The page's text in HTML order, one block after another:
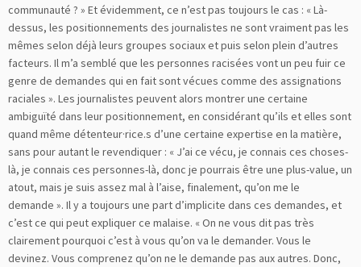
communauté ? » Et évidemment, ce n’est pas toujours le cas : « Là-
dessus, les positionnements des journalistes ne sont vraiment pas les
mêmes selon déjà leurs groupes sociaux et puis selon plein d’autres
facteurs. Il m’a semblé que les personnes racisées vont un peu fuir ce
genre de demandes qui en fait sont vécues comme des assignations
raciales ». Les journalistes peuvent alors montrer une certaine
ambiguïté dans leur positionnement, en considérant qu’ils et elles sont
quand même détenteur·rice.s d’une certaine expertise en la matière,
sans pour autant le revendiquer : « J’ai ce vécu, je connais ces choses-
là, je connais ces personnes-là, donc je pourrais être une plus-value, un
atout, mais je suis assez mal à l’aise, finalement, qu’on me le
demande ». Il y a toujours une part d’implicite dans ces demandes, et
c’est ce qui peut expliquer ce malaise. « On ne vous dit pas très
clairement pourquoi c’est à vous qu’on va le demander. Vous le
devinez. Vous comprenez qu’on ne le demande pas aux autres. Donc,